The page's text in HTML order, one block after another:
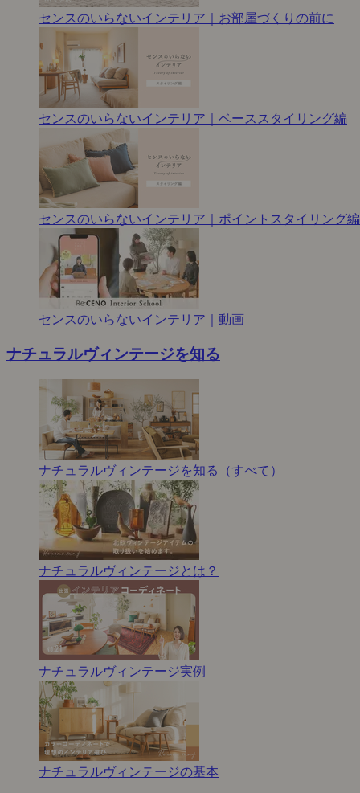
センスのいらないインテリア｜お部屋づくりの前に
センスのいらないインテリア｜ベーススタイリング編
センスのいらないインテリア｜ポイントスタイリング編
センスのいらないインテリア｜動画
ナチュラルヴィンテージを知る
ナチュラルヴィンテージを知る（すべて）
ナチュラルヴィンテージとは？
ナチュラルヴィンテージ実例
ナチュラルヴィンテージの基本